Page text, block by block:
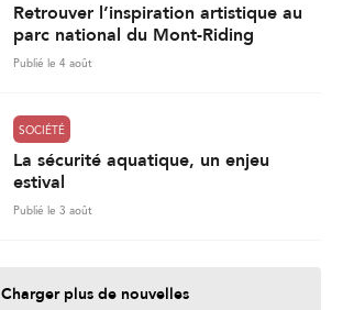
Retrouver l’inspiration artistique au
parc national du Mont-Riding
Publié le 4 août
SOCIÉTÉ
La sécurité aquatique, un enjeu
estival
Publié le 3 août
Charger plus de nouvelles